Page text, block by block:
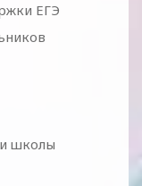
ЕГЭ
школы